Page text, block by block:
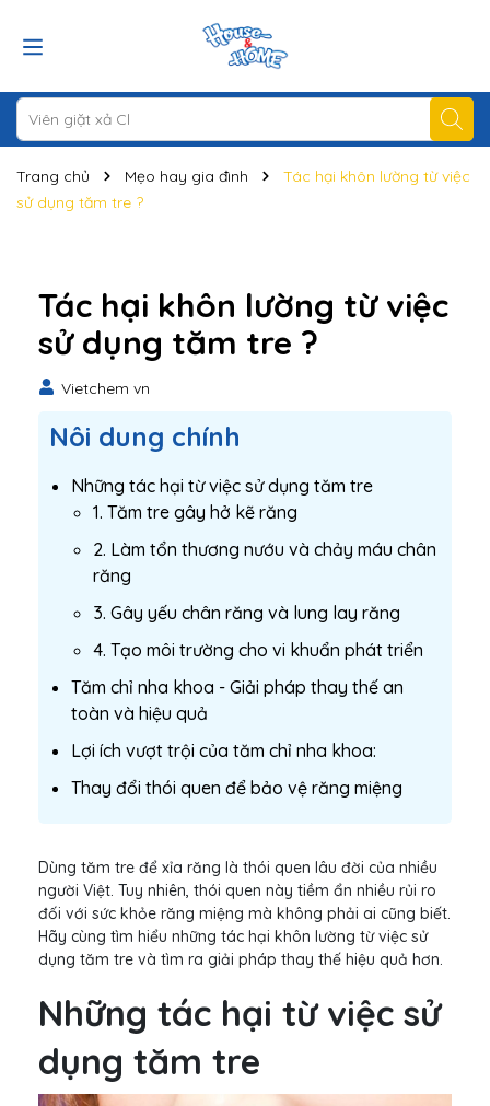
Trang chủ Mẹo hay gia đình
Tác hại khôn lường từ việc
sử dụng tăm tre ?
Tác hại khôn lường từ việc
sử dụng tăm tre ?
Vietchem vn
Nôi dung chính
Những tác hại từ việc sử dụng tăm tre
1. Tăm tre gây hở kẽ răng
2. Làm tổn thương nướu và chảy máu chân
răng
3. Gây yếu chân răng và lung lay răng
4. Tạo môi trường cho vi khuẩn phát triển
Tăm chỉ nha khoa - Giải pháp thay thế an
toàn và hiệu quả
Lợi ích vượt trội của tăm chỉ nha khoa:
Thay đổi thói quen để bảo vệ răng miệng
Dùng tăm tre để xỉa răng là thói quen lâu đời của nhiều
người Việt. Tuy nhiên, thói quen này tiềm ẩn nhiều rủi ro
đối với sức khỏe răng miệng mà không phải ai cũng biết.
Hãy cùng tìm hiểu những tác hại khôn lường từ việc sử
dụng tăm tre và tìm ra giải pháp thay thế hiệu quả hơn.
Những tác hại từ việc sử
dụng tăm tre